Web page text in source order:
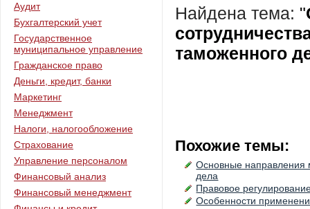
Найдена тема: "
таможенного
Похожие темы:
Основные направления
дела
Правовое
Особенности
Аудит
Бухгалтерский учет
Государственное
муниципальное управление
Гражданское право
Деньги, кредит, банки
Маркетинг
Менеджмент
Налоги, налогообложение
Страхование
Управление персоналом
Финансовый анализ
Финансовый менеджмент